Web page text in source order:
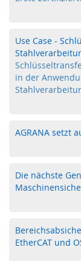
S
e
n
s
o
k
(
c
h
r
h
Use Case -
in der
AGRANA setzt
Die nächste
EtherCAT und